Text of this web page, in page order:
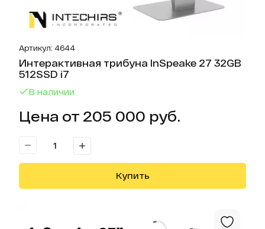
Артикул: 4644
Интерактивная трибуна InSpeake 27 32GB
512SSD i7
В наличии
Цена от 205 000 руб.
Купить